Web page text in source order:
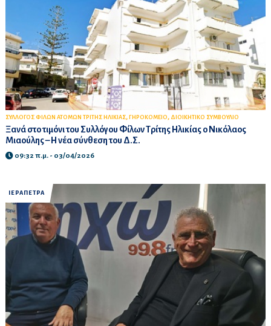
ΣΥΛΛΟΓΟΣ ΦΙΛΩΝ ΑΤΟΜΩΝ ΤΡΙΤΗΣ ΗΛΙΚΙΑΣ, ΓΗΡΟΚΟΜΕΙΟ, ΔΙΟΙΚΗΤΙΚΟ ΣΥΜΒΟΥΛΙΟ
Ξανά στο τιμόνι του Συλλόγου Φίλων Τρίτης Ηλικίας ο Νικόλαος
Μιαούλης – Η νέα σύνθεση του Δ.Σ.
09:32 π.μ. - 03/04/2026
ΙΕΡΑΠΕΤΡΑ